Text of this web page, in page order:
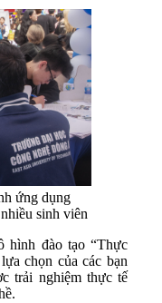
ứng dụng
sinh viên
hình đào tạo “Thực
chọn của các bạn
trải nghiệm thực tế